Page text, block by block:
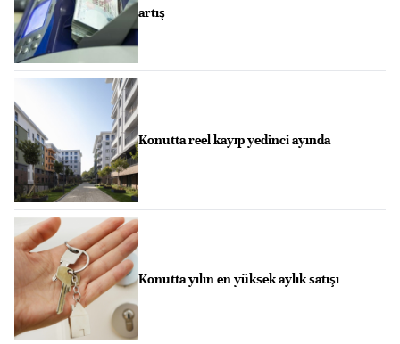
artış
Konutta reel kayıp yedinci ayında
Konutta yılın en yüksek aylık satışı